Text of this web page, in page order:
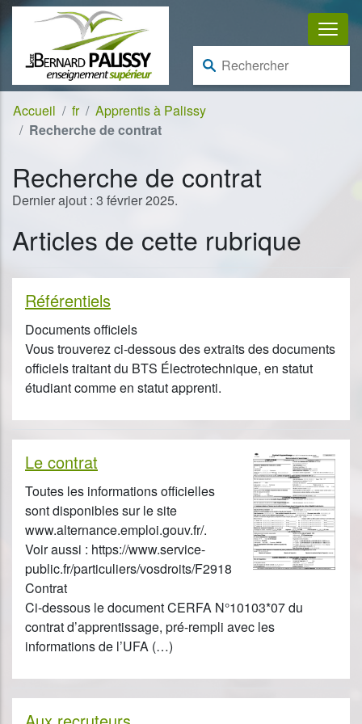
Aller au contenu
Aller à la navigation
Rechercher :
Accueil fr
Apprentis à Palissy
Recherche de contrat
Recherche de contrat
Dernier ajout : 3 février 2025.
Articles de cette rubrique
Référentiels
Documents officiels
Vous trouverez ci-dessous des extraits des documents
officiels traitant du BTS Électrotechnique, en statut
étudiant comme en statut apprenti.
Le contrat
Toutes les informations officielles
sont disponibles sur le site
www.alternance.emploi.gouv.fr/.
Voir aussi : https://www.service-
public.fr/particuliers/vosdroits/F2918
Contrat
Ci-dessous le document CERFA N°10103*07 du
contrat d’apprentissage, pré-rempli avec les
informations de l’UFA (…)